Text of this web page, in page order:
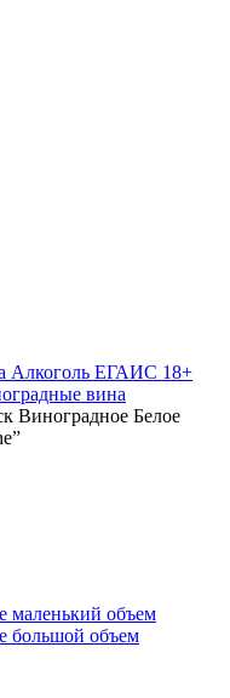
Алкоголь ЕГАИС 18+
вина
Виноградное Белое
маленький объем
большой объем